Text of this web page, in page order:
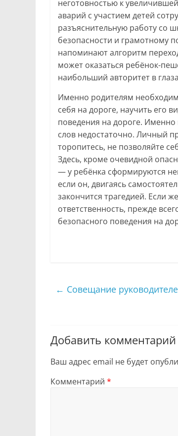
неготовностью к
аварий с участием детей
разъяснительную работу со
безопасности и грамотному
напоминают алгоритм
может оказаться ребёнок-
наибольший авторитет в
Именно родителям
себя на дороге, научить его
поведения на дороге.
слов недостаточно. Личный
торопитесь, не позволяйте
Здесь, кроме очевидной
— у ребёнка сформируются
если он, двигаясь
закончится трагедией. Если
ответственность, прежде
безопасного поведения на
← Совещание
Добавить комментарий
Ваш адрес email не будет
Комментарий *